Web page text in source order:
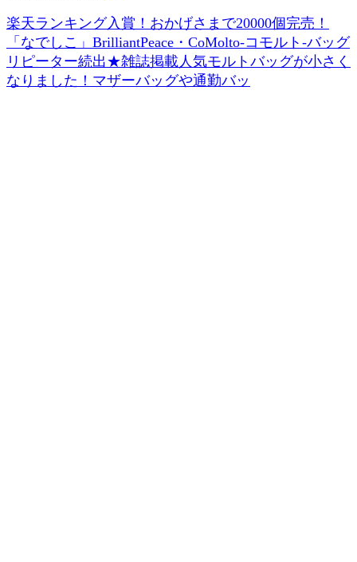
楽天ランキング入賞！おかげさまで20000個完売！
「なでしこ」BrilliantPeace・CoMolto-コモルト-バッグ
リピーター続出★雑誌掲載人気モルトバッグが小さく
なりました！マザーバッグや通勤バッ